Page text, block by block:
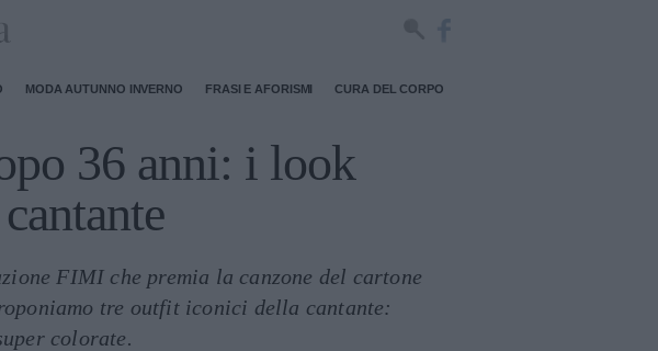
MODA AUTUNNO INVERNO FRASI E AFORISMI CURA DEL CORPO
36 anni: i look
FIMI che premia la canzone del cartone
tre outfit iconici della cantante:
colorate.